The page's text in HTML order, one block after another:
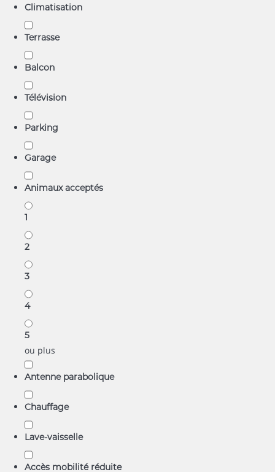
Climatisation
Terrasse
Balcon
Télévision
Parking
Garage
Animaux acceptés
1
2
3
4
5
ou plus
Antenne parabolique
Chauffage
Lave-vaisselle
Accès mobilité réduite